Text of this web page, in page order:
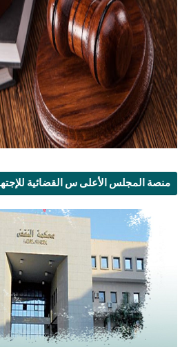
منصة المجلس الأعلى س القضائية